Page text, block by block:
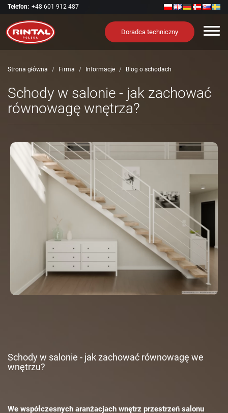
Telefon: +48 601 912 487
Doradca techniczny
Strona główna Firma Informacje Blog o schodach
Schody w salonie - jak zachować
równowagę wnętrza?
Schody w salonie - jak zachować równowagę we
wnętrzu?
We współczesnych aranżacjach wnętrz przestrzeń salonu